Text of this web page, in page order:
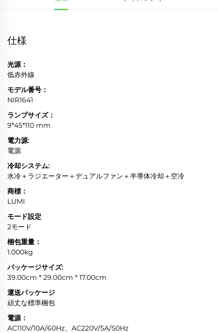
仕様
光源：
低赤外線
モデル番号：
NIR1641
ランプサイズ：
9*45*110 mm
電力源:
電源
冷却システム:
水冷＋ラジエーター＋デュアルファン＋半導体冷却＋空冷
商標：
LUMI
モード設定
2モード
梱包重量：
1.000kg
パッケージサイズ:
39.00cm * 29.00cm * 17.00cm
運送パッケージ
頑丈な標準梱包
電源：
AC110V/10A/60Hz、AC220V/5A/50Hz